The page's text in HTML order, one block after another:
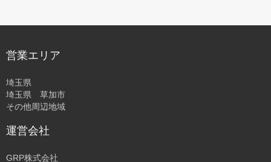
営業エリア
埼玉県
埼玉県 草加市
その他周辺地域
運営会社
GRP株式会社